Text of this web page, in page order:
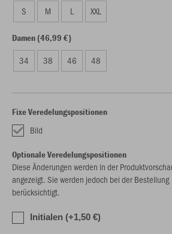
S M L XXL
Damen (46,99 €)
34 38 46 48
Fixe Veredelungspositionen
Bild
Optionale Veredelungspositionen
Diese Änderungen werden in der
angezeigt. Sie werden jedoch bei der Bestellung
berücksichtigt.
Initialen (+1,50 €)